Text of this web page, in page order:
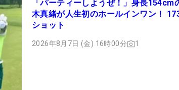
「パーティーしようぜ！」身長
木真緒が人生初のホールインワン！
ショット
2026年8月7日 (金) 16時00分 1